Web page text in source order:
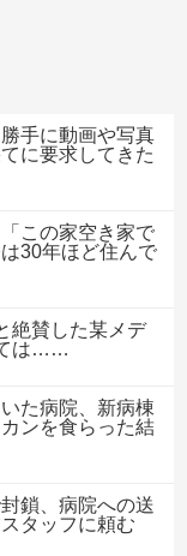
手に動画や写真
に要求してきた
この家空き家で
30年ほど住んで
絶賛した某メデ
ては……
た病院、新病棟
ンを食らった結
鎖、病院への送
タッフに頼む